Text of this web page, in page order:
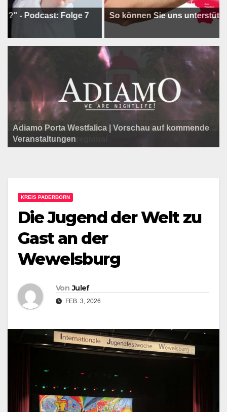
Folge 7 So können Sie uns unterstützen !
Programm der Komödie am Klosterplatz.
Litfaßsäule Überregional
Adiamo Porta Westfalica | Vorschau auf kommende
Veranstaltungen
Litfaßsäule Überregional
Litfaßsäule Überregional
KREIS PADERBORN
Die Jugend der Welt zu
Gast an der
Wewelsburg
Von Julef
FEB. 3, 2026